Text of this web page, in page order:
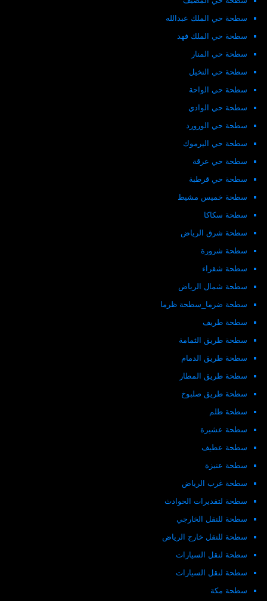
سطحة حي الملك عبدالله
سطحة حي الملك فهد
سطحة حي المنار
سطحة حي النخيل
سطحة حي الواحة
سطحة حي الوادي
سطحة حي الورورد
سطحة حي اليرموك
سطحة حي عرقة
سطحة حي قرطبة
سطحة خميس مشيط
سطحة سكاكا
سطحة شرق الرياض
سطحة شرورة
سطحة شقراء
سطحة شمال الرياض
سطحة ضرما_سطحة ظرما
سطحة طريف
سطحة طريق الثمامة
سطحة طريق الدمام
سطحة طريق المطار
سطحة طريق صلبوخ
سطحة ظلم
سطحة عشيرة
سطحة عطيف
سطحة عنيزة
سطحة غرب الرياض
سطحة لتقديرات الحوادث
سطحة للنقل الخارجي
سطحة للنقل خارج الرياض
سطحة لنقل السيارات
سطحة لنقل السيارات
سطحة مكة